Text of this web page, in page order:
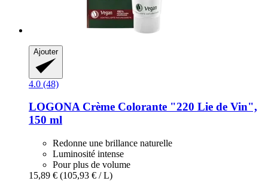
Ajouter
4.0 (48)
LOGONACrème Colorante "220 Lie de Vin",
150 ml
Redonne une brillance naturelle
Luminosité intense
Pour plus de volume
15,89 € (105,93 € / L)